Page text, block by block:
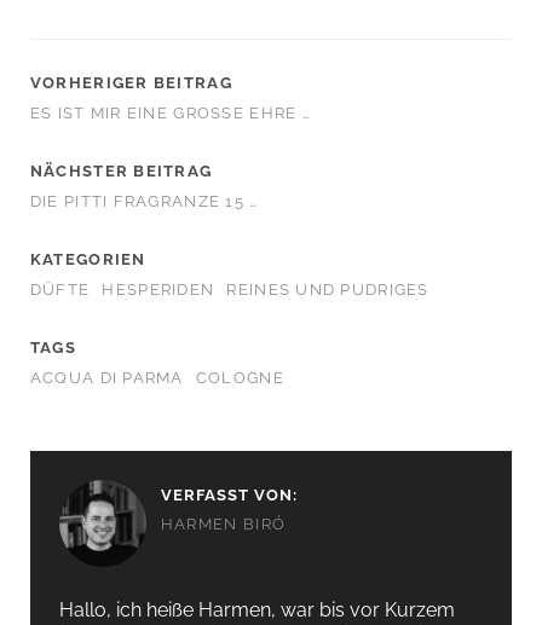
VORHERIGER BEITRAG
ES IST MIR EINE GROSSE EHRE …
NÄCHSTER BEITRAG
DIE PITTI FRAGRANZE 15 …
KATEGORIEN
DÜFTE
HESPERIDEN REINES UND PUDRIGES
TAGS
ACQUA DI PARMA
COLOGNE
VERFASST VON:
HARMEN BIRÓ
Hallo, ich heiße Harmen, war bis vor Kurzem